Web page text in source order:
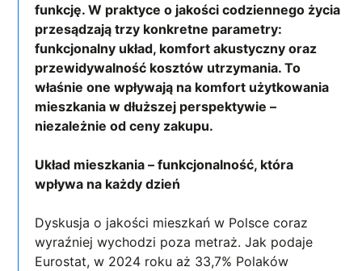
funkcję. W praktyce o jakości codziennego życia
przesądzają trzy konkretne parametry:
funkcjonalny układ, komfort akustyczny oraz
przewidywalność kosztów utrzymania. To
właśnie one wpływają na komfort użytkowania
mieszkania w dłuższej perspektywie –
niezależnie od ceny zakupu.
Układ mieszkania – funkcjonalność, która
wpływa na każdy dzień
Dyskusja o jakości mieszkań w Polsce coraz
wyraźniej wychodzi poza metraż. Jak podaje
Eurostat, w 2024 roku aż 33,7% Polaków